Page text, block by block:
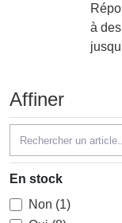
à
Affiner
En stock
Non (1)